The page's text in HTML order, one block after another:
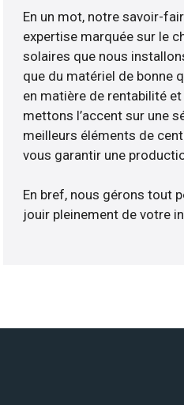
En un mot, notre savoir-
expertise marquée sur le
solaires que nous
que du matériel de bonne
en matière de rentabilité et
mettons l’accent sur une
meilleurs éléments de
vous garantir une
En bref, nous gérons tout
jouir pleinement de votre